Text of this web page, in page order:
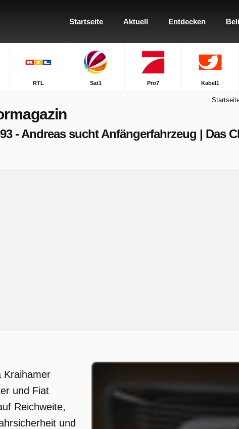
Startseite Aktuell Entdecken
RTL Sat1 Pro7 Kabel1
- Andreas sucht Anfängerfahrzeug | Das
Kraihamer
und Fiat
Reichweite,
und